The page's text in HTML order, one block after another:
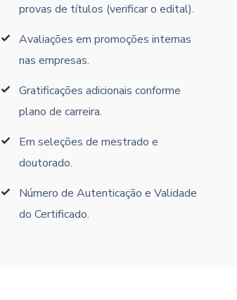
provas de títulos (verificar o edital).
Avaliações em promoções internas
nas empresas.
Gratificações adicionais conforme
plano de carreira.
Em seleções de mestrado e
doutorado.
Número de Autenticação e Validade
do Certificado.